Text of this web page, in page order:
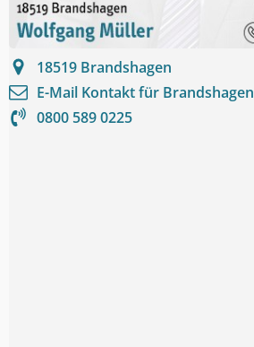
18519 Brandshagen
E-Mail Kontakt für Brandshagen
0800 589 0225